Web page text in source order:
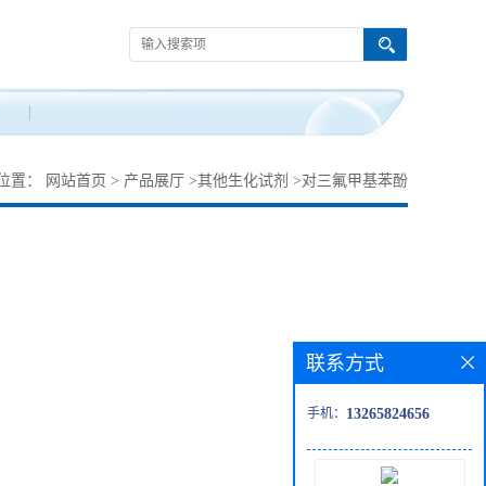
置： 网站首页 > 产品展厅 >其他生化试剂 >对三氟甲基苯酚
联系方式
手机： 13265824656